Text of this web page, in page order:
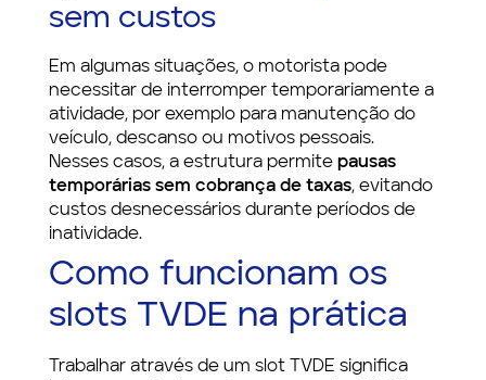
sem custos
Em algumas situações, o motorista pode
necessitar de interromper temporariamente a
atividade, por exemplo para manutenção do
veículo, descanso ou motivos pessoais.
Nesses casos, a estrutura permite pausas
temporárias sem cobrança de taxas, evitando
custos desnecessários durante períodos de
inatividade.
Como funcionam os
slots TVDE na prática
Trabalhar através de um slot TVDE significa